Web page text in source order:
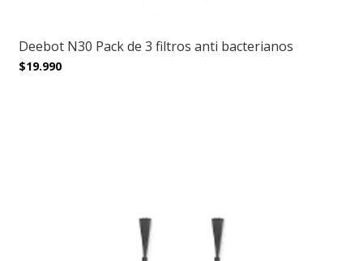
Deebot N30 Pack de 3 filtros anti bacterianos
$19.990